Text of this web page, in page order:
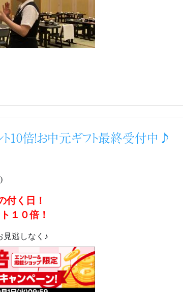
ト10倍！お中元ギフト最終受付中♪
付く日！
１０倍！
見逃しなく♪